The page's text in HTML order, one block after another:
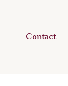
Contact